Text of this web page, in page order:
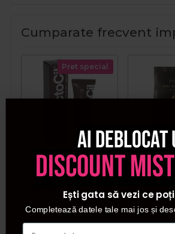
Cumparate frecvent
Pret special
Refectocil Vopsea
pentru gene si
sprancene nr. 3 maro
natural 15ml
aurie
Luxury
Ai deblocat
discount
Ești gata să vezi ce
Completează datele tale mai jos și